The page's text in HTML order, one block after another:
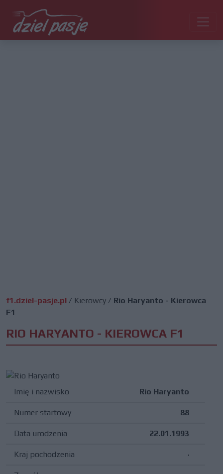
f1.dziel-pasje.pl / Kierowcy / Rio Haryanto - Kierowca
F1
RIO HARYANTO - KIEROWCA F1
Imię i nazwisko Rio Haryanto
Numer startowy 88
Data urodzenia 22.01.1993
Kraj pochodzenia